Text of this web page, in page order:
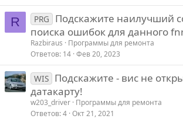
R PRG
Подскажите наилучший
поиска ошибок для данного
Razbiraus
Программы для ремонта
Ответов 14 Фев 20, 2023
WIS Подскажите - вис не
датакарту!
w203_driver Программы для ремонта
Ответов 4 Окт 21, 2021